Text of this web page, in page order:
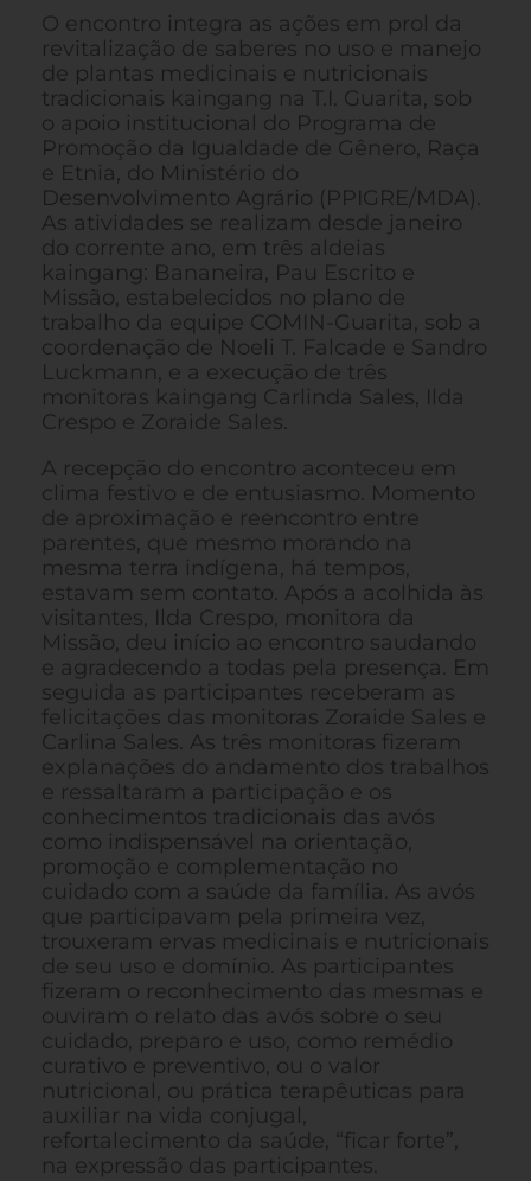
O encontro integra as ações em prol da
revitalização de saberes no uso e manejo
de plantas medicinais e nutricionais
tradicionais kaingang na T.I. Guarita, sob
o apoio institucional do Programa de
Promoção da Igualdade de Gênero, Raça
e Etnia, do Ministério do
Desenvolvimento Agrário (PPIGRE/MDA).
As atividades se realizam desde janeiro
do corrente ano, em três aldeias
kaingang: Bananeira, Pau Escrito e
Missão, estabelecidos no plano de
trabalho da equipe COMIN-Guarita, sob a
coordenação de Noeli T. Falcade e Sandro
Luckmann, e a execução de três
monitoras kaingang Carlinda Sales, Ilda
Crespo e Zoraide Sales.
A recepção do encontro aconteceu em
clima festivo e de entusiasmo. Momento
de aproximação e reencontro entre
parentes, que mesmo morando na
mesma terra indígena, há tempos,
estavam sem contato. Após a acolhida às
visitantes, Ilda Crespo, monitora da
Missão, deu início ao encontro saudando
e agradecendo a todas pela presença. Em
seguida as participantes receberam as
felicitações das monitoras Zoraide Sales e
Carlina Sales. As três monitoras fizeram
explanações do andamento dos trabalhos
e ressaltaram a participação e os
conhecimentos tradicionais das avós
como indispensável na orientação,
promoção e complementação no
cuidado com a saúde da família. As avós
que participavam pela primeira vez,
trouxeram ervas medicinais e nutricionais
de seu uso e domínio. As participantes
fizeram o reconhecimento das mesmas e
ouviram o relato das avós sobre o seu
cuidado, preparo e uso, como remédio
curativo e preventivo, ou o valor
nutricional, ou prática terapêuticas para
auxiliar na vida conjugal,
refortalecimento da saúde, “ficar forte”,
na expressão das participantes.